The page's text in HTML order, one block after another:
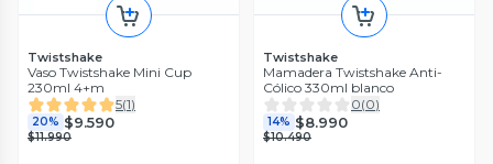
Twistshake
Vaso Twistshake Mini Cup
230ml 4+m
5(1)
20% $9.590
$11.990
Twistshake
Mamadera Twistshake Anti-
Cólico 330ml blanco
0(0)
14% $8.990
$10.490